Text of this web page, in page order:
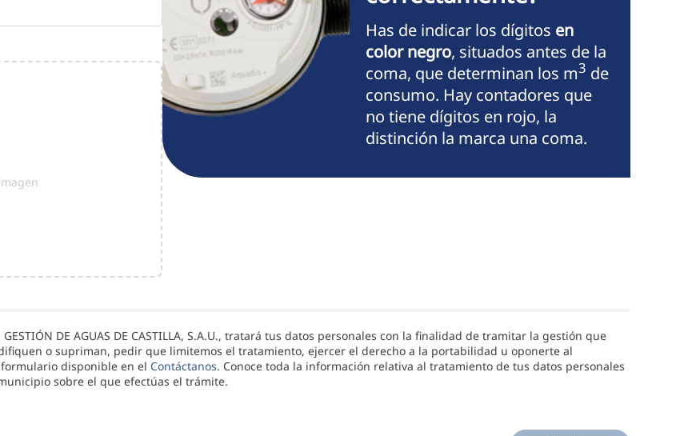
Has de indicar los dígitos en
color negro, situados antes de la
coma, que determinan los m3 de
consumo. Hay contadores que
no tiene dígitos en rojo, la
distinción la marca una coma.
DE AGUAS DE CASTILLA, S.A.U., tratará tus datos personales con la finalidad de tramitar la gestión que
o supriman, pedir que limitemos el tratamiento, ejercer el derecho a la portabilidad u oponerte al
disponible en el Contáctanos. Conoce toda la información relativa al tratamiento de tus datos personales
sobre el que efectúas el trámite.